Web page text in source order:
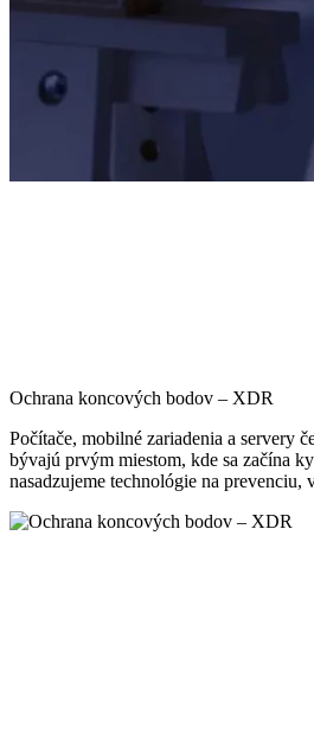
Ochrana koncových bodov – XDR
Počítače, mobilné zariadenia a servery
bývajú prvým miestom, kde sa začína
nasadzujeme technológie na prevenciu,